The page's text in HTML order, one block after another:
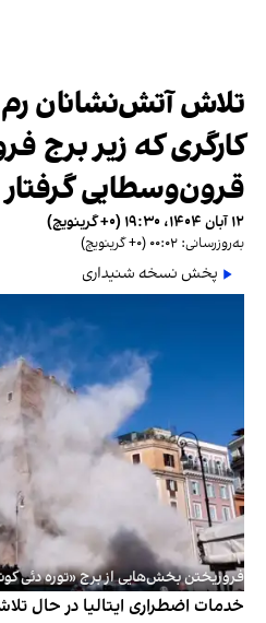
تلاش آتش‌نشانان
کارگری که زیر برج
قرون‌وسطایی
۱۲ آبان ۱۴۰۴، ۱۹:۳۰ (‎+۰ گرینویچ)
به‌روزرسانی: ۰۰:۰۲ (‎+۰ گرینویچ)
پخش نسخه شنیداری
فروریختن بخش‌هایی از برج «توره دئی
خدمات اضطراری ایتالیا در حال